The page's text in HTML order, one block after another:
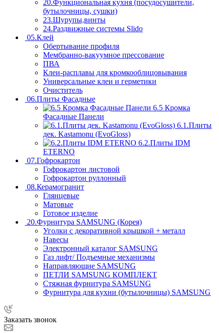
20.Функциональная кухня (посудосушители,
бутылочницы, сушки)
23.Шурупы,винты
24.Раздвижные системы Slido
05.Клей
Обертывание профиля
Мембранно-вакуумное прессование
ПВА
Клеи-расплавы для кромкооблицовывания
Универсальные клеи и герметики
Очиститель
06.Плиты Фасадные
6.5 Кромка
Фасадные Панели
6.1.Плиты
дек. Kastamonu (EvoGloss)
6.2.Плиты IDM
ETERNO
07.Гофрокартон
Гофрокартон листовой
Гофрокартон руллонный
08.Керамогранит
Глянцевые
Матовые
Готовое изделие
20.Фурнитура SAMSUNG (Корея)
Уголки с декоративной крышкой + металл
Навесы
Электронный каталог SAMSUNG
Газ лифт/ Подъемные механизмы
Направляющие SAMSUNG
ПЕТЛИ SAMSUNG КОМПЛЕКТ
Стяжная фурнитура SAMSUNG
Фурнитура для кухни (бутылочницы) SAMSUNG
Заказать звонок